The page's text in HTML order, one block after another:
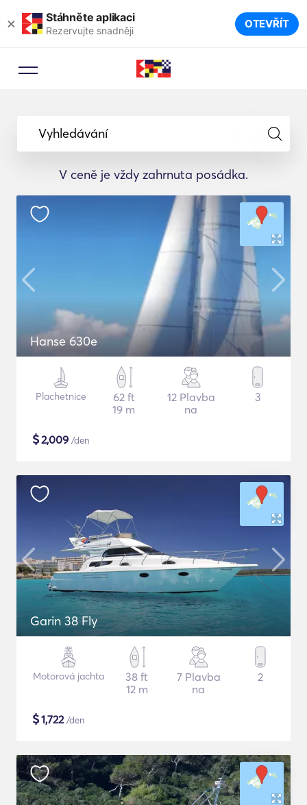
× Stáhněte aplikaci
Rezervujte snadněji OTEVŘÍT
Vyhledávání
V ceně je vždy zahrnuta posádka.
Hanse 630e
Plachetnice
62 ft
19 m
12 Plavba
na
3
$2,009 /den
Garin 38 Fly
Motorová jachta
38 ft
12 m
7 Plavba
na
2
$1,722/den